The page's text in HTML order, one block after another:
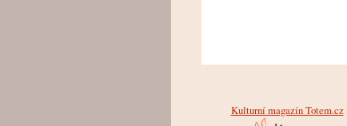
Kulturní magazín Totem.cz